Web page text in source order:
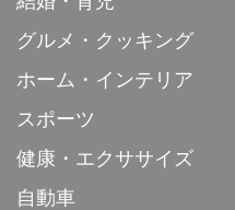
グルメ・クッキング
ホーム・インテリア
スポーツ
健康・エクササイズ
自動車